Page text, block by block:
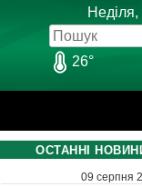
26°
ОСТАННІ
09 серпня